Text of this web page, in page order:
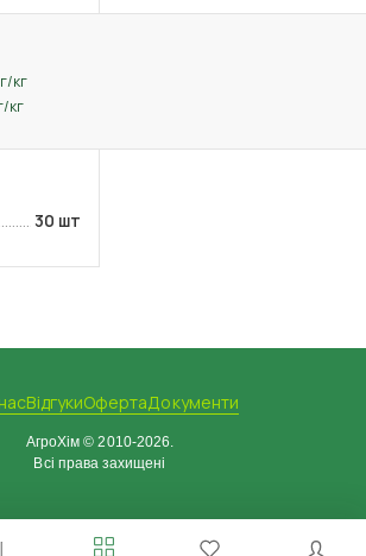
кг
кг
30 шт
ВідгукиОфертаДокументи
АгроХім © 2010-2026.
Всі права захищені